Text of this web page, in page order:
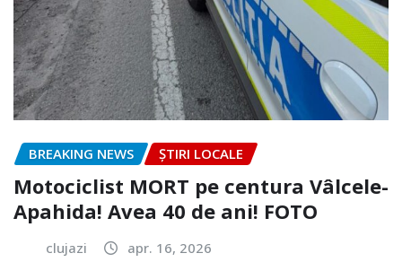
BREAKING NEWS ȘTIRI LOCALE
Motociclist MORT pe centura Vâlcele-
Apahida! Avea 40 de ani! FOTO
clujazi apr. 16, 2026